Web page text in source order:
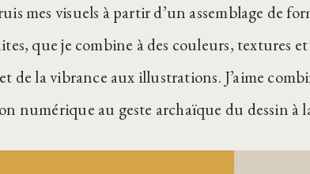
mes visuels à partir d’un assemblage de
que je combine à des couleurs, textures
de la vibrance aux illustrations. J’aime
numérique au geste archaïque du dessin à